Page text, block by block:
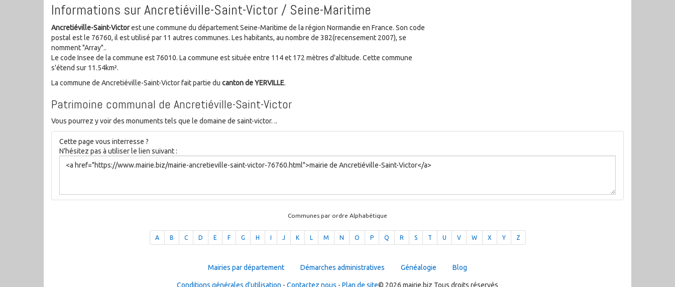
Informations sur Ancretiéville-Saint-Victor / Seine-Maritime
Ancretiéville-Saint-Victorest une commune du département Seine-Maritime de la région Normandie en France. Son code
postal est le 76760, il est utilisé par 11 autres communes. Les habitants, au nombre de 382(recensement 2007), se
nomment "Array"..
Le code Insee de la commune est 76010. La commune est située entre 114 et 172 mètres d'altitude. Cette commune
s'étend sur 11.54km².
La commune de Ancretiéville-Saint-Victor fait partie du canton de YERVILLE.
Patrimoine communal de Ancretiéville-Saint-Victor
Vous pourrez y voir des monuments tels que le domaine de saint-victor. ..
Cette page vous interresse ?
N'hésitez pas à utiliser le lien suivant :
Communes par ordre Alphabétique
A B C D E F G H I J K L M N O P Q R S T U V W X Y Z
Mairies par département Démarches administratives Généalogie Blog
Conditions générales d'utilisation - Contactez nous - Plan de site© 2026 mairie.biz Tous droits réservés